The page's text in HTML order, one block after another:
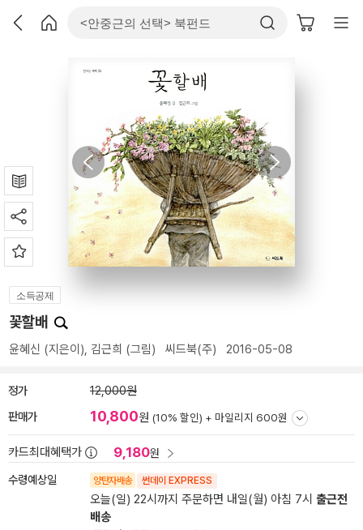
소득공제
꽃할배
윤혜신 (지은이), 김근희 (그림) 씨드북(주) 2016-05-08
정가 12,000원
판매가 10,800원 (10% 할인) + 마일리지 600원
카드최대혜택가 9,180원
수령예상일 양탄자배송 썬데이 EXPRESS
오늘(일) 22시까지 주문하면 내일(월) 아침 7시 출근전
배송